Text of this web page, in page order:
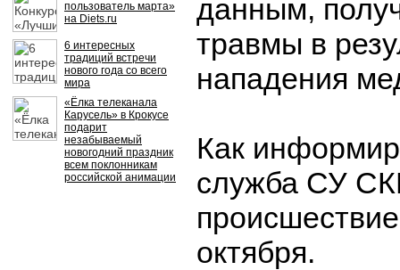
пользователь марта»
на Diets.ru
6 интересных
традиций встречи
нового года со всего
мира
«Ёлка телеканала
Карусель» в Крокусе
подарит
незабываемый
новогодний праздник
всем поклонникам
российской анимации
данным,
травмы в
нападения
Как
служба СУ
октября.